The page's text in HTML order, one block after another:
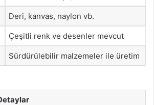
Deri, kanvas, naylon vb.
Çeşitli renk ve desenler mevcut
Sürdürülebilir malzemeler ile üretim